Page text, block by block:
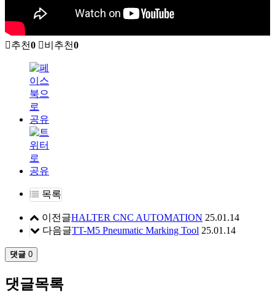
추천0 비추천0
목록
이전글HALTER CNC AUTOMATION 25.01.14
다음글TT-M5 Pneumatic Marking Tool 25.01.14
댓글 0
댓글목록